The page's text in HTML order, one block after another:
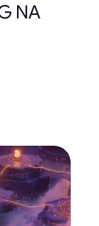
NA